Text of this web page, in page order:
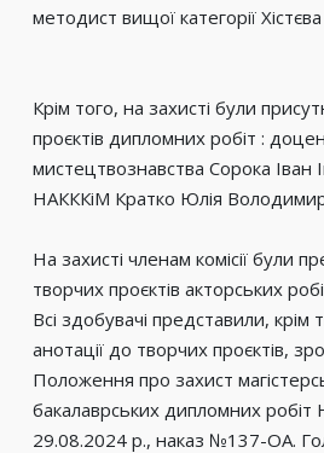
методист вищої категорії
Крім того, на захисті були
проєктів дипломних робіт :
мистецтвознавства Сорока Іван
НАКККіМ Кратко Юлія
На захисті членам комісії були
творчих проєктів акторських
Всі здобувачі представили, крім
анотації до творчих проєктів,
Положення про захист
бакалаврських дипломних робіт
29.08.2024 р., наказ №137-ОА.